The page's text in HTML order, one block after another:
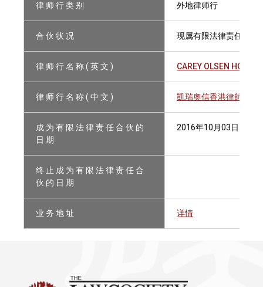
律 师 行 类 别 外地律师行
合 伙 状 况 现属有限法律责任合伙
律 师 行 名 称 ( 英 文 ) CAREY OLSEN HONG
律 师 行 名 称 ( 中 文 ) 凱瑞奧信香港律師事務
成 为 有 限 法 律 责 任 合 伙 的
日 期
2016年10月03日
终 止 成 为 有 限 法 律 责 任 合
伙 的 日 期
业 务 地 址 详情